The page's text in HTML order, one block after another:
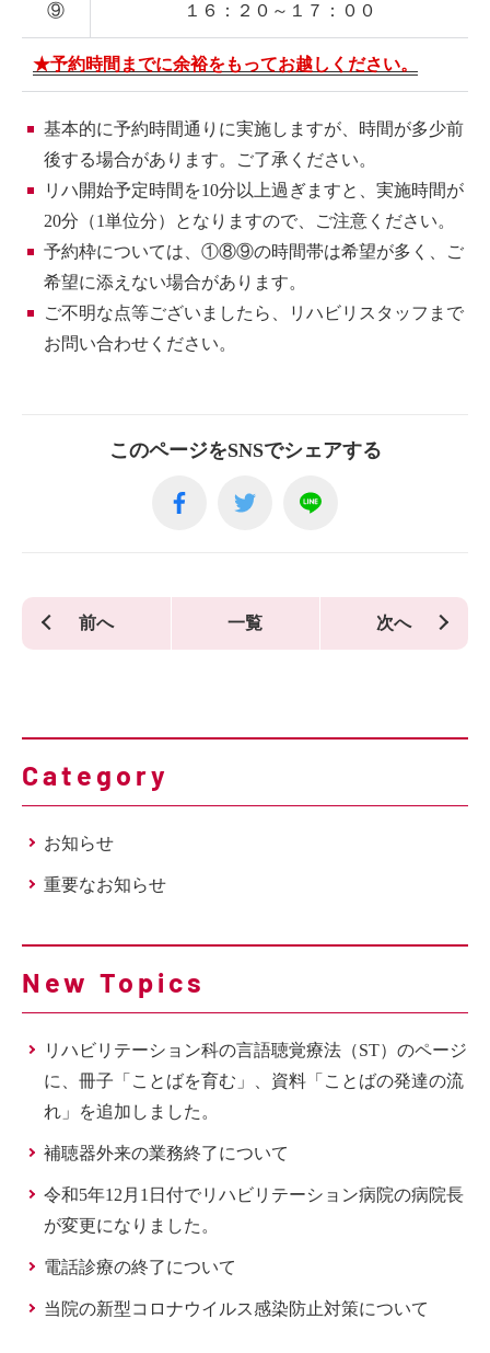
⑨ １６：２０～１７：００
★予約時間までに余裕をもってお越しください。
基本的に予約時間通りに実施しますが、時間が多少前
後する場合があります。ご了承ください。
リハ開始予定時間を10分以上過ぎますと、実施時間が
20分（1単位分）となりますので、ご注意ください。
予約枠については、①⑧⑨の時間帯は希望が多く、ご
希望に添えない場合があります。
ご不明な点等ございましたら、リハビリスタッフまで
お問い合わせください。
このページをSNSでシェアする
前へ 一覧 次へ
Category
お知らせ
重要なお知らせ
New Topics
リハビリテーション科の言語聴覚療法（ST）のページ
に、冊子「ことばを育む」、資料「ことばの発達の流
れ」を追加しました。
補聴器外来の業務終了について
令和5年12月1日付でリハビリテーション病院の病院長
が変更になりました。
電話診療の終了について
当院の新型コロナウイルス感染防止対策について